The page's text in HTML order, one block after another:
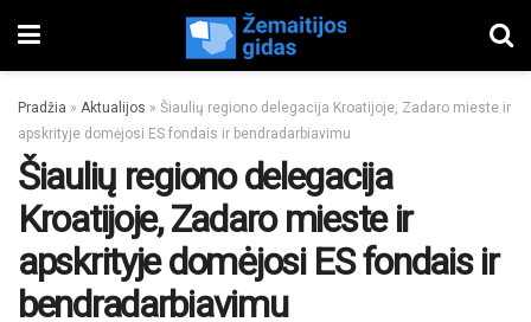
Pradžia » Aktualijos » Šiaulių regiono delegacija Kroatijoje, Zadaro mieste ir
apskrityje domėjosi ES fondais ir bendradarbiavimu
Šiaulių regiono delegacija
Kroatijoje, Zadaro mieste ir
apskrityje domėjosi ES fondais ir
bendradarbiavimu